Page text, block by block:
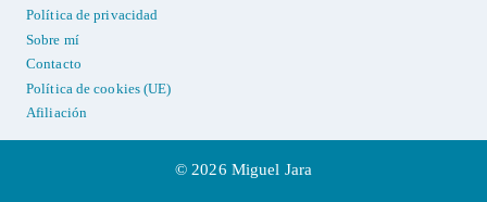
Política de privacidad
Sobre mí
Contacto
Política de cookies (UE)
Afiliación
© 2026 Miguel Jara